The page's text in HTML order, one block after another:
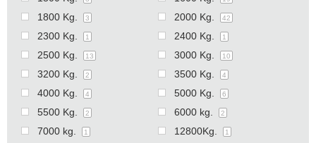
1800 Kg. 3 2000 Kg. 42
2300 Kg. 1 2400 Kg. 1
2500 Kg. 13 3000 Kg. 10
3200 Kg. 2 3500 Kg. 4
4000 Kg. 4 5000 Kg. 6
5500 Kg. 2 6000 kg. 2
7000 kg. 1 12800Kg. 1